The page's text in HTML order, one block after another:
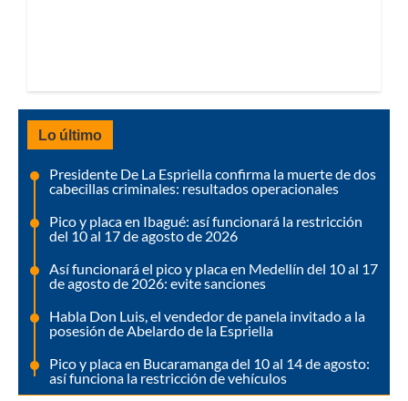
Lo último
Presidente De La Espriella confirma la muerte de dos
cabecillas criminales: resultados operacionales
Pico y placa en Ibagué: así funcionará la restricción
del 10 al 17 de agosto de 2026
Así funcionará el pico y placa en Medellín del 10 al 17
de agosto de 2026: evite sanciones
Habla Don Luis, el vendedor de panela invitado a la
posesión de Abelardo de la Espriella
Pico y placa en Bucaramanga del 10 al 14 de agosto:
así funciona la restricción de vehículos